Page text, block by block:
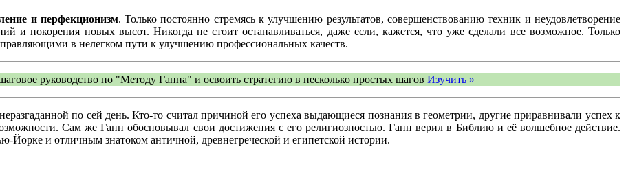
и перфекционизм. Только постоянно стремясь к улучшению результатов, совершенствованию техник и неудовлетворение
и покорения новых высот. Никогда не стоит останавливаться, даже если, кажется, что уже сделали все возможное. Только
в нелегком пути к улучшению профессиональных качеств.
руководство по "Методу Ганна" и освоить стратегию в несколько простых шагов Изучить »
по сей день. Кто-то считал причиной его успеха выдающиеся познания в геометрии, другие приравнивали успех к
Сам же Ганн обосновывал свои достижения с его религиозностью. Ганн верил в Библию и её волшебное действие.
и отличным знатоком античной, древнегреческой и египетской истории.